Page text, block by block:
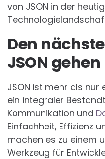
von JSON in der
Den
JSON gehen
JSON ist mehr als
ein integraler
Kommunikation und
Einfachheit, Effizienz
machen es zu einem
Werkzeug für